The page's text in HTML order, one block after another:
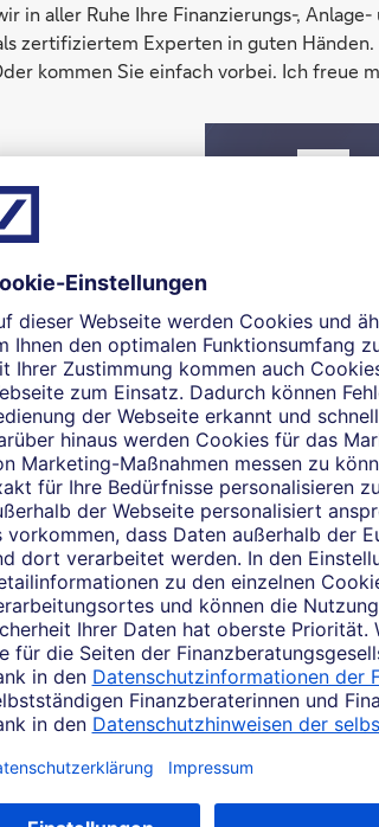
in aller Ruhe Ihre Finanzierungs-,
zertifiziertem Experten in guten
kommen Sie einfach vorbei. Ich freue
Das sagen
der Bewertungsplattform WhoFinance
der Nutzung des Services bitte zunächst
auf "Auswahl speichern".